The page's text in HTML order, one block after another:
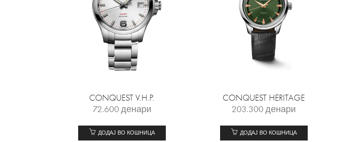
CONQUEST V.H.P.
72.600денари
ДОДАЈ ВО КОШНИЦА
CONQUEST HERITAGE
203.300денари
ДОДАЈ ВО КОШНИЦА